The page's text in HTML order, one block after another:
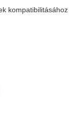
kompatibilitásához